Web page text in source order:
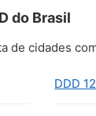
do Brasil
de cidades
DDD 12